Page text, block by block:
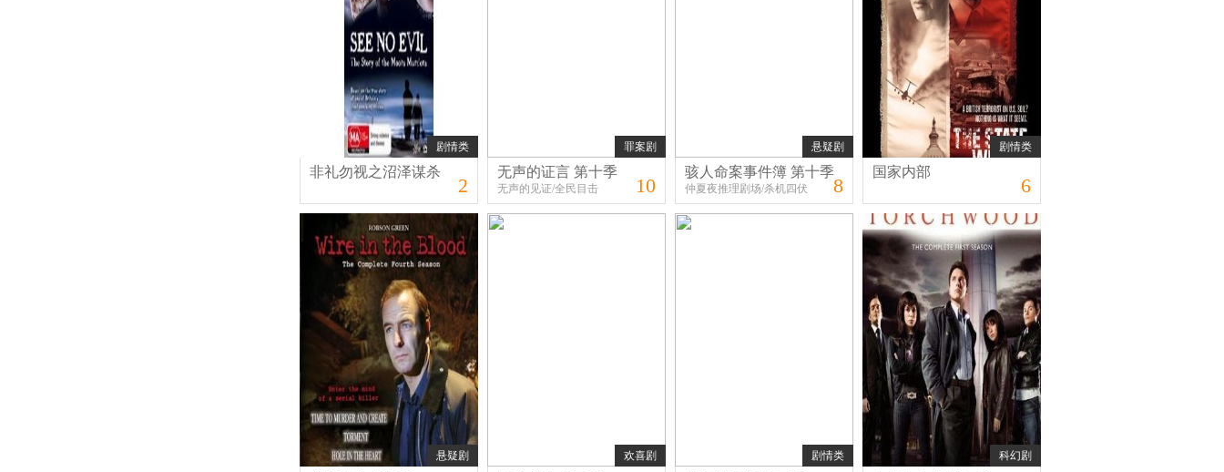
剧情类
非礼勿视之沼泽谋杀
2
罪案剧
无声的证言 第十季
无声的见证/全民目击 10
悬疑剧
骇人命案事件簿 第十季
仲夏夜推理剧场/杀机四伏 8
剧情类
国家内部
6
悬疑剧 欢喜剧 剧情类 科幻剧